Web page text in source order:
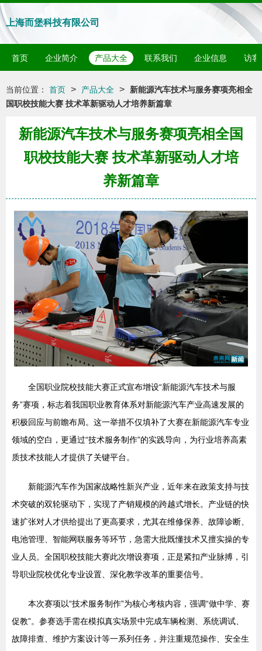
上海而堡科技有限公司
首页 企业简介 产品大全 联系我们 企业信息 访客
当前位置： 首页 > 产品大全 >
新能源汽车技术与服务赛项亮相全
国职校技能大赛 技术革新驱动人才培养新篇章
新能源汽车技术与服务赛项亮相全国
职校技能大赛 技术革新驱动人才培
养新篇章
全国职业院校技能大赛正式宣布增设“新能源汽车技术与服
务”赛项，标志着我国职业教育体系对新能源汽车产业高速发展的
积极回应与前瞻布局。这一举措不仅填补了大赛在新能源汽车专业
领域的空白，更通过“技术服务制作”的实践导向，为行业培养高素
质技术技能人才提供了关键平台。
新能源汽车作为国家战略性新兴产业，近年来在政策支持与技
术突破的双轮驱动下，实现了产销规模的跨越式增长。产业链的快
速扩张对人才供给提出了更高要求，尤其在维修保养、故障诊断、
电池管理、智能网联服务等环节，急需大批既懂技术又擅实操的专
业人员。全国职校技能大赛此次增设赛项，正是紧扣产业脉搏，引
导职业院校优化专业设置、深化教学改革的重要信号。
本次赛项以“技术服务制作”为核心考核内容，强调“做中学、赛
促教”。参赛选手需在模拟真实场景中完成车辆检测、系统调试、
故障排查、维护方案设计等一系列任务，并注重规范操作、安全生